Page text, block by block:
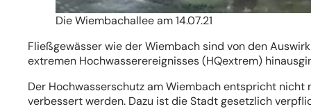
Die Wiembachallee am 14.07.21
Fließgewässer wie der Wiembach sind von den
extremen Hochwasserereignisses (HQextrem)
Der Hochwasserschutz am Wiembach entspricht nicht
verbessert werden. Dazu ist die Stadt gesetzlich